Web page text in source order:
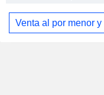
Venta al por menor